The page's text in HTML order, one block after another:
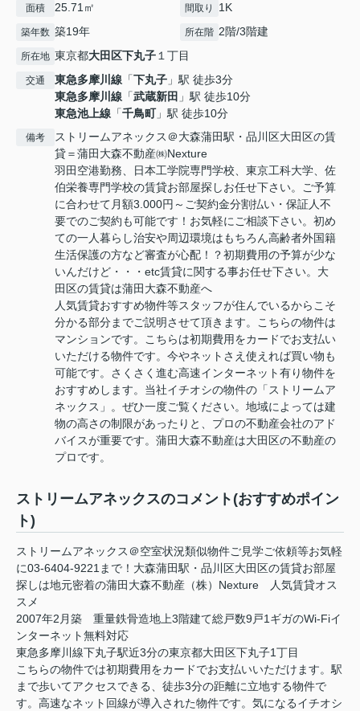
面積 25.71㎡ 間取り 1K
築年数 築19年 所在階 2階/3階建
所在地 東京都大田区下丸子１丁目
交通 東急多摩川線 「下丸子 」駅 徒歩3分
東急多摩川線 「武蔵新田 」駅 徒歩10分
東急池上線 「千鳥町」駅 徒歩10分
備考
ストリームアネックス＠大森蒲田駅・品川区大田区の賃
貸＝蒲田大森不動産㈱Nexture
羽田空港勤務、日本工学院専門学校、東京工科大学、佐
伯栄養専門学校の賃貸お部屋探しお任せ下さい。ご予算
に合わせて月額3.000円～ご契約金分割払い・保証人不
要でのご契約も可能です！お気軽にご相談下さい。初め
ての一人暮らし治安や周辺環境はもちろん高齢者外国籍
生活保護の方など審査が心配！？初期費用の予算が少な
いんだけど・・・etc賃貸に関する事お任せ下さい。大
田区の賃貸は蒲田大森不動産へ
人気賃貸おすすめ物件等スタッフが住んでいるからこそ
分かる部分までご説明させて頂きます。こちらの物件は
マンションです。こちらは初期費用をカードでお支払い
いただける物件です。今やネットさえ使えれば買い物も
可能です。さくさく進む高速インターネット有り物件を
おすすめします。当社イチオシの物件の「ストリームア
ネックス」。ぜひ一度ご覧ください。地域によっては建
物の高さの制限があったりと、プロの不動産会社のアド
バイスが重要です。蒲田大森不動産は大田区の不動産の
プロです。
ストリームアネックスのコメント(おすすめポイン
ト)
ストリームアネックス＠空室状況類似物件ご見学ご依頼等お気軽
に03-6404-9221まで！大森蒲田駅・品川区大田区の賃貸お部屋
探しは地元密着の蒲田大森不動産（株）Nexture 人気賃貸オス
スメ
2007年2月築 重量鉄骨造地上3階建て総戸数9戸1ギガのWi-Fiイ
ンターネット無料対応
東急多摩川線下丸子駅近3分の東京都大田区下丸子1丁目
こちらの物件では初期費用をカードでお支払いいただけます。駅
まで歩いてアクセスできる、徒歩3分の距離に立地する物件で
す。高速なネット回線が導入された物件です。気になるイチオシ